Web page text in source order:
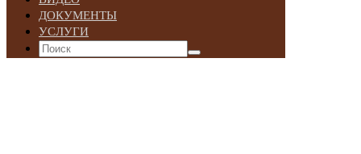
ДОКУМЕНТЫ
УСЛУГИ